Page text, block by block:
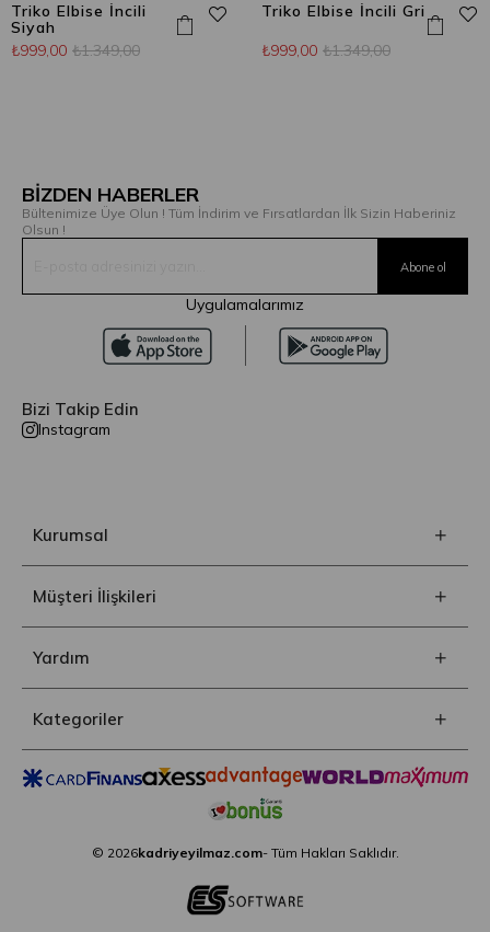
Triko Elbise İncili
Siyah
₺999,00 ₺1.349,00
Triko Elbise İncili Gri
₺999,00 ₺1.349,00
BİZDEN HABERLER
Bültenimize Üye Olun ! Tüm İndirim ve Fırsatlardan İlk Sizin Haberiniz
Olsun !
Uygulamalarımız
Bizi Takip Edin
Instagram
Kurumsal
Müşteri İlişkileri
Yardım
Kategoriler
© 2026kadriyeyilmaz.com- Tüm Hakları Saklıdır.